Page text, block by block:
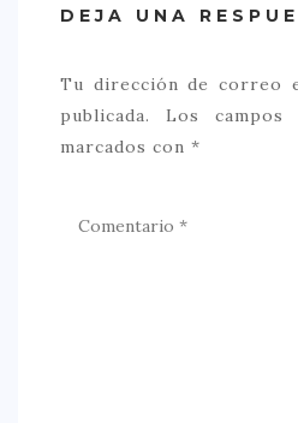
DEJA UNA
Tu dirección de correo
publicada.
Los campos
marcados con *